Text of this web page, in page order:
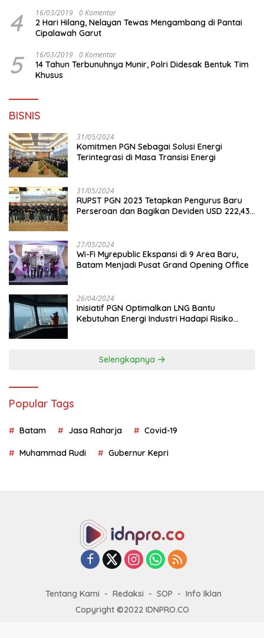
4 16/03/2019 0 Komentar
2 Hari Hilang, Nelayan Tewas Mengambang di Pantai
Cipalawah Garut
5 16/03/2019 0 Komentar
14 Tahun Terbunuhnya Munir, Polri Didesak Bentuk Tim
Khusus
BISNIS
31/05/2024
Komitmen PGN Sebagai Solusi Energi
Terintegrasi di Masa Transisi Energi
31/05/2024
RUPST PGN 2023 Tetapkan Pengurus Baru
Perseroan dan Bagikan Deviden USD 222,43
27/05/2024
Wi-Fi Myrepublic Ekspansi di 9 Area Baru,
Batam Menjadi Pusat Grand Opening Office
26/04/2024
Inisiatif PGN Optimalkan LNG Bantu
Kebutuhan Energi Industri Hadapi Risiko
Selengkapnya
Popular Tags
Batam Jasa Raharja Covid-19
Muhammad Rudi Gubernur Kepri
Tentang Kami Redaksi SOP
Info Iklan
Copyright ©2022 IDNPRO.CO